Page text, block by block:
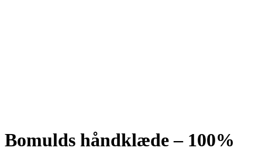
Bomulds håndklæde – 100%